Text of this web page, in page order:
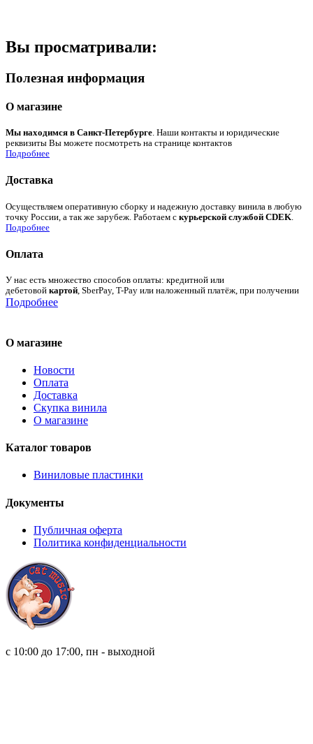
Вы просматривали:
Полезная информация
О магазине
Мы находимся в Санкт-Петербурге. Наши контакты и юридические
реквизиты Вы можете посмотреть на странице контактов
Подробнее
Доставка
Осуществляем оперативную сборку и надежную доставку винила в любую
точку России, а так же зарубеж. Работаем с курьерской службой CDEK
Подробнее
Оплата
У нас есть множество способов оплаты: кредитной или
дебетовой картой, SberPay, T-Pay или наложенный платёж, при получении
Подробнее
О магазине
Новости
Оплата
Доставка
Скупка винила
О магазине
Каталог товаров
Виниловые пластинки
Документы
Публичная оферта
Политика конфиденциальности
с 10:00 до 17:00, пн - выходной